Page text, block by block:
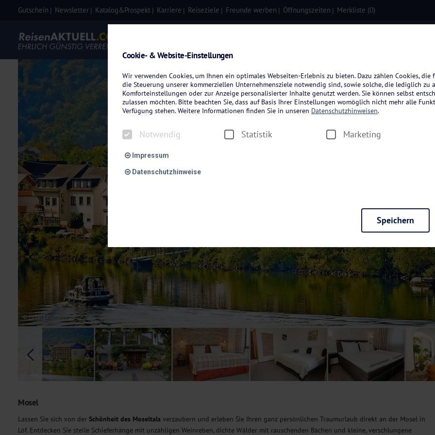
Gutschein Newsletter Katalog&Prospekt Karriere Reiseziele Freunde werben Öffnungszeiten Merkliste (0)
© Hotel Lellmann
Mosel
Lassen Sie sich von der Schönheit des Moseltals verzaubern und erleben Sie Ihren ganz persönlichen Traumurlaub direkt an der Mosel in
Löf. Entdecken Sie steile Schieferhänge mit unzähligen Weinreben, dichte Wälder mit rauschenden Bächen und kleine, verschlungene
Cookie- & Website-Einstellungen
Wir verwenden Cookies, um Ihnen ein optimales Webseiten-Erlebnis zu bieten. Dazu zählen Cookies,
die Steuerung unserer kommerziellen Unternehmensziele notwendig sind, sowie solche, die lediglich zu
Komforteinstellungen oder zur Anzeige personalisierter Inhalte genutzt werden. Sie können selbst
zulassen möchten. Bitte beachten Sie, dass auf Basis Ihrer Einstellungen womöglich nicht mehr alle
Verfügung stehen. Weitere Informationen finden Sie in unseren Datenschutzhinweisen.
Notwendig Statistik Marketing
Impressum
Datenschutzhinweise
Diese Cookies sind für den Betrieb der Seite unbedingt notwendig und ermöglichen beispielsweise
möchten, um Ihnen unsere Dienste bei einem erneuten Besuch unserer Seite schneller zur Verfügung zu
Statistik
Um unser Angebot und unsere Webseite weiter zu verbessern, erfassen wir anonymisierte Daten für
dieser Cookies können wir beispielsweise die Besucherzahlen und den Effekt bestimmter Seiten unseres
unsere Inhalte optimieren. Wir nutzen hierfür Dienste von Google und Facebook. Durch diese Dienste
Übermittlung, der auf unsere Website erfassten Daten, kommen. Weitere Hinweise zu der Verarbeitung
Datenschutzhinweisen. Sie können Ihre Einwilligung jederzeit in den Cookie-Einstellungen
widerrufen.
Diese Cookies werden genutzt, um Ihnen personalisierte Inhalte, passend zu Ihren Interessen anzuzeigen.
Speichern